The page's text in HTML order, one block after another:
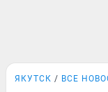
ЯКУТСК ВСЕ